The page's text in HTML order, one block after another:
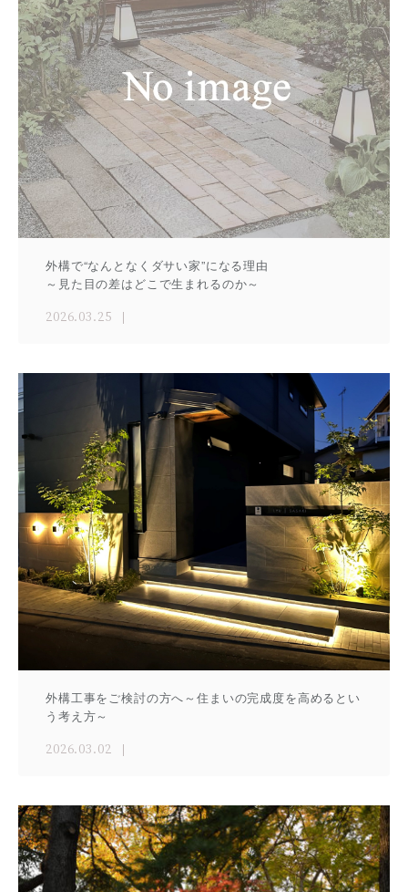
外構で“なんとなくダサい家”になる理由
～見た目の差はどこで生まれるのか～
2026.03.25
外構工事をご検討の方へ～住まいの完成度を高めるとい
う考え方～
2026.03.02